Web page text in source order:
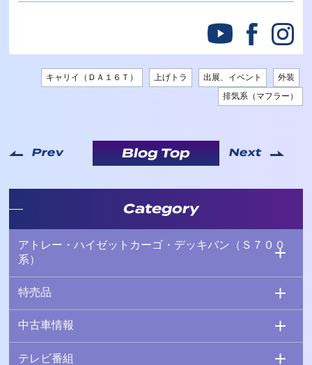
キャリイ（ＤＡ１６Ｔ） 上げトラ 出展、イベント
外装
排気系（マフラー）
Prev Blog Top Next
Category
アトレー・ハイゼットカーゴ・デッキバン（Ｓ７００
系）
特売品
中古車情報
テレビ番組